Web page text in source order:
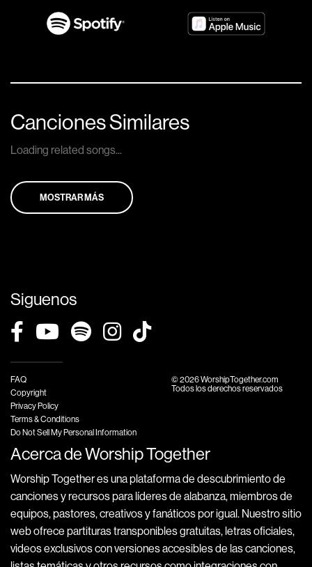
Canciones Similares
Loading related songs...
MOSTRAR MÁS
Siguenos
FAQ
Copyright
Privacy Policy
Terms & Conditions
Do Not Sell My Personal Information
© 2026 WorshipTogether.com
Todos los derechos reservados
Acerca de Worship Together
Worship Together es una plataforma de descubrimiento de
canciones y recursos para líderes de alabanza, miembros de
equipos, pastores, creativos y fanáticos por igual. Nuestro sitio
web ofrece partituras transponibles gratuitas, letras oficiales,
videos exclusivos con versiones accesibles de las canciones,